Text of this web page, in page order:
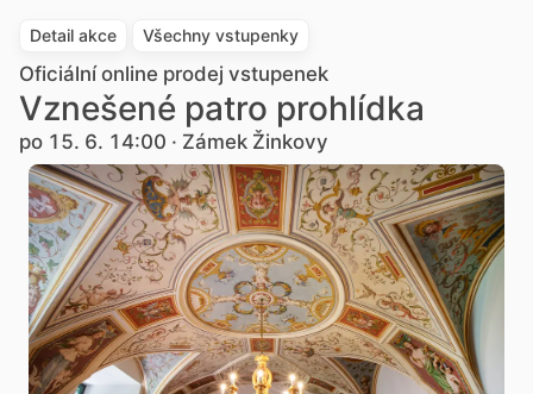
Detail akce Všechny vstupenky
Oficiální online prodej vstupenek
Vznešené patro prohlídka
po 15. 6. 14:00 · Zámek Žinkovy